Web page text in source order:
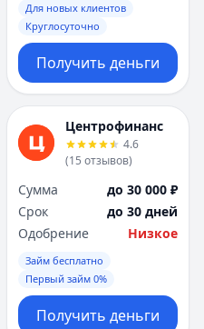
Сочи
Сургут
Т
Тверь
Тольятти
Томск
Тула
Ульяновск
Уфа
Х
Хабаровск
Сочи
Сургут
Т
Тверь
Тольятти
Томск
Тула
Ульяновск
Уфа
Х
Хабаровск
Для новых клиентов
Круглосуточно
Получить деньги
Центрофинанс
4.6
(15 отзывов)
Сумма
до 30 000 ₽
Срок
до 30 дней
Одобрение
Низкое
Займ бесплатно
Первый займ 0%
Получить деньги